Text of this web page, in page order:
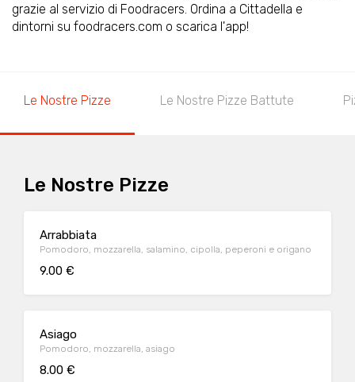
grazie al servizio di Foodracers. Ordina a Cittadella e
dintorni su foodracers.com o scarica l'app!
Le Nostre Pizze Le Nostre Pizze Battute
Le Nostre Pizze
Arrabbiata
Pomodoro, mozzarella, salamino, cipolla, peperoni e origano
9.00 €
Asiago
Pomodoro, mozzarella, asiago
8.00 €